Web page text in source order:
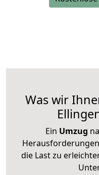
Was wir
Ein Umzug
die Last zu